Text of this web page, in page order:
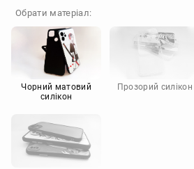
Google
Doogee
Infinix
Sony
Motorola
Обрати матеріал:
Чорний матовий
силікон
Прозорий силікон